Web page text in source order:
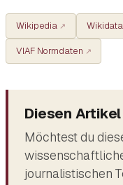
Wikipedia Wikidata
VIAF Normdaten
Diesen
Möchtest du
journalistischen